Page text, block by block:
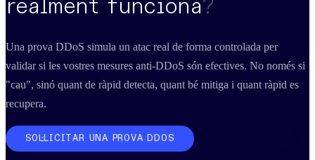
Business Continuity & Recovery
Administració pública
realment funciona?
Una prova DDoS simula un atac real de forma controlada per
validar si les vostres mesures anti-DDoS són efectives. No només si
"cau", sinó quant de ràpid detecta, quant bé mitiga i quant ràpid es
recupera.
SOL·LICITAR UNA PROVA DDOS